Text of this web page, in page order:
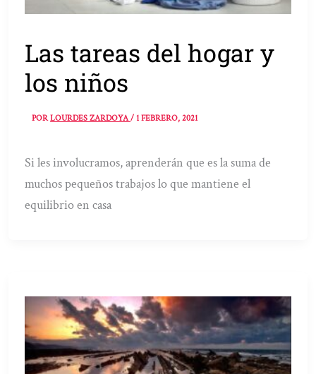
Las tareas del hogar y
los niños
PORLOURDES ZARDOYA/1 FEBRERO, 2021
Si les involucramos, aprenderán que es la suma de
muchos pequeños trabajos lo que mantiene el
equilibrio en casa